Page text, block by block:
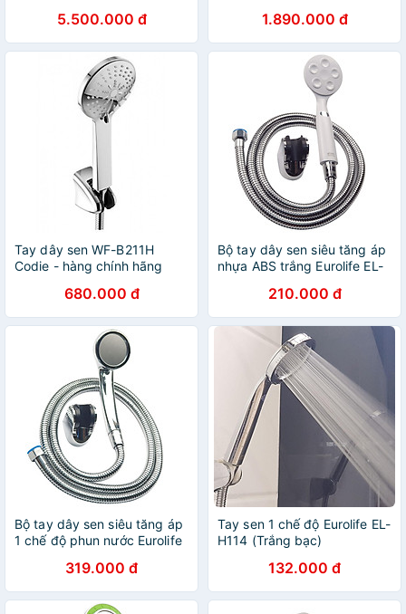
gập vào được -hàng chính
hãng American Standard
5.500.000 đ 1.890.000 đ
Tay dây sen WF-B211H
Codie - hàng chính hãng
680.000 đ
Bộ tay dây sen siêu tăng áp
nhựa ABS trắng Eurolife EL-
210.000 đ
Bộ tay dây sen siêu tăng áp
1 chế độ phun nước Eurolife
319.000 đ
Tay sen 1 chế độ Eurolife EL-
H114 (Trắng bạc)
132.000 đ